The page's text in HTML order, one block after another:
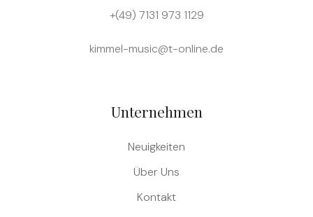
+(49) 7131 973 1129
kimmel-music@t-online.de
Unternehmen
Neuigkeiten
Über Uns
Kontakt